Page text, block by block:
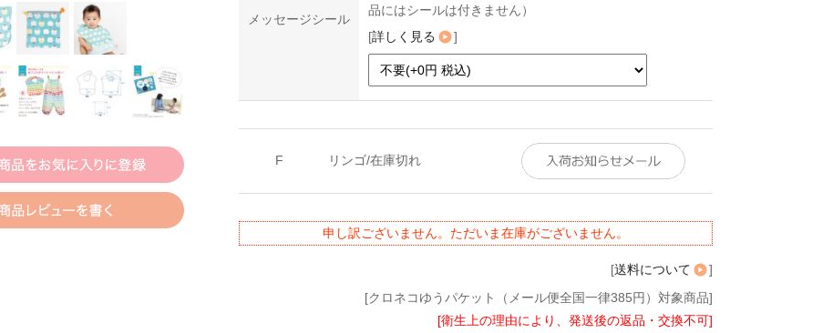
メッセージシール
品にはシールは付きません）
[詳しく見る ]
F リンゴ/在庫切れ
申し訳ございません。ただいま在庫がございません。
[送料について
]
[クロネコゆうパケット（メール便全国一律385円）対象商品]
[衛生上の理由により、発送後の返品・交換不可]